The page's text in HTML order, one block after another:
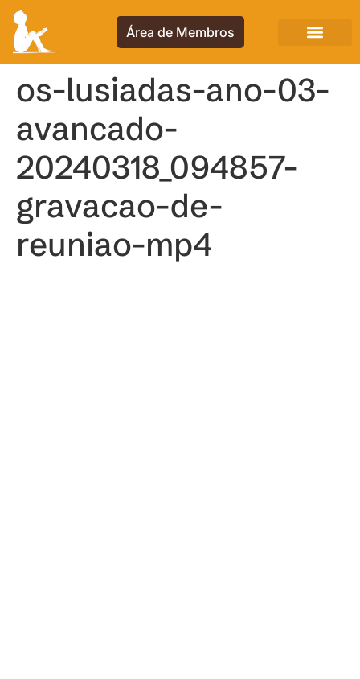
Área de Membros
os-lusiadas-ano-03-
avancado-
20240318_094857-
gravacao-de-
reuniao-mp4